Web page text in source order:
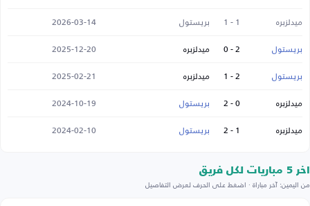
ميدلزبره 1 - 1 بريستول
2026-03-14
بريستول
2 - 0 ميدلزبره
2025-12-20
بريستول
2 - 1 ميدلزبره
2025-02-21
ميدلزبره
0 - 2 بريستول
2024-10-19
ميدلزبره
1 - 2 بريستول 2024-02-10
اخر 5 مباريات لكل فريق
من اليمين: آخر مباراة · اضغط على الحرف لعرض التفاصيل